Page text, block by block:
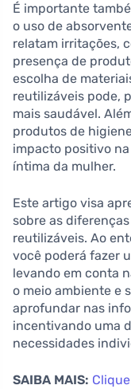
É importante
o uso de
relatam irritações,
presença de
escolha de
reutilizáveis pode,
mais saudável.
produtos de
impacto positivo
íntima da mulher.
Este artigo visa
sobre as
reutilizáveis. Ao
você poderá fazer
levando em conta
o meio ambiente e
aprofundar nas
incentivando uma
necessidades
SAIBA MAIS: